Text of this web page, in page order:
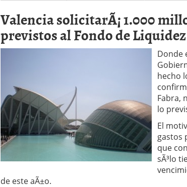
cambiando
gestión
del
05/08/2026
Seguros de convenio en pymes: la
descubren cuando ya es demasiado
ReseÃ±a de SIFX: Lo Que Deben Saber
Operar 29/06/2026
Crear empresa online vs proceso
29/05/2026
CÃ³mo afrontar una baja mÃ©dica
Valencia solicitarÃ¡ 1.000
previstos al Fondo de
Donde
hecho
Fabra,
lo
El
gastos
que
sÃ³lo
de este aÃ±o.